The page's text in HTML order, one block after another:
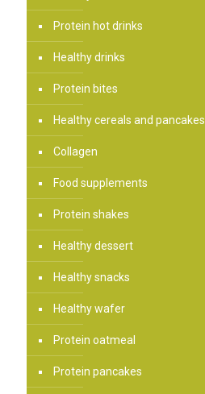
Protein hot drinks
Healthy drinks
Protein bites
Healthy cereals and pancakes
Collagen
Food supplements
Protein shakes
Healthy dessert
Healthy snacks
Healthy wafer
Protein oatmeal
Protein pancakes